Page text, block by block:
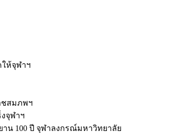
ให้จุฬาฯ
ชสมภพฯ
จุฬาฯ
าน 100 ปี จุฬาลงกรณ์มหาวิทยาลัย